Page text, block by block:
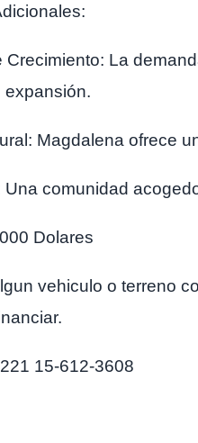
Crecimiento: La
expansión.
Magdalena ofrece
Una comunidad
Dolares
vehiculo o terreno
15-612-3608